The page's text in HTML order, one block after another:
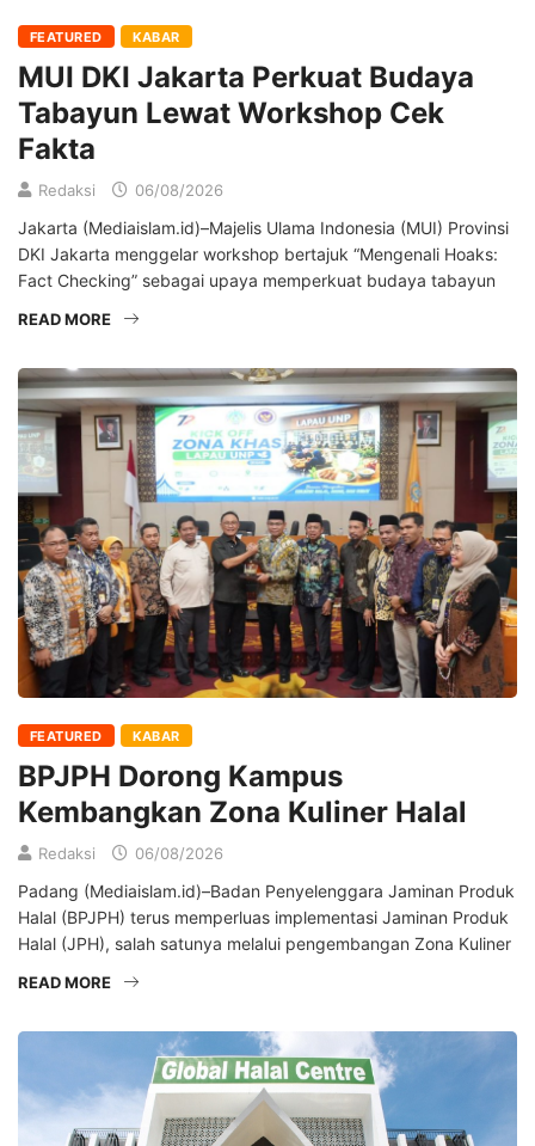
FEATURED KABAR
MUI DKI Jakarta Perkuat Budaya
Tabayun Lewat Workshop Cek
Fakta
Redaksi 06/08/2026
Jakarta (Mediaislam.id)–Majelis Ulama Indonesia (MUI) Provinsi
DKI Jakarta menggelar workshop bertajuk “Mengenali Hoaks:
Fact Checking” sebagai upaya memperkuat budaya tabayun
READ MORE
FEATURED KABAR
BPJPH Dorong Kampus
Kembangkan Zona Kuliner Halal
Redaksi 06/08/2026
Padang (Mediaislam.id)–Badan Penyelenggara Jaminan Produk
Halal (BPJPH) terus memperluas implementasi Jaminan Produk
Halal (JPH), salah satunya melalui pengembangan Zona Kuliner
READ MORE